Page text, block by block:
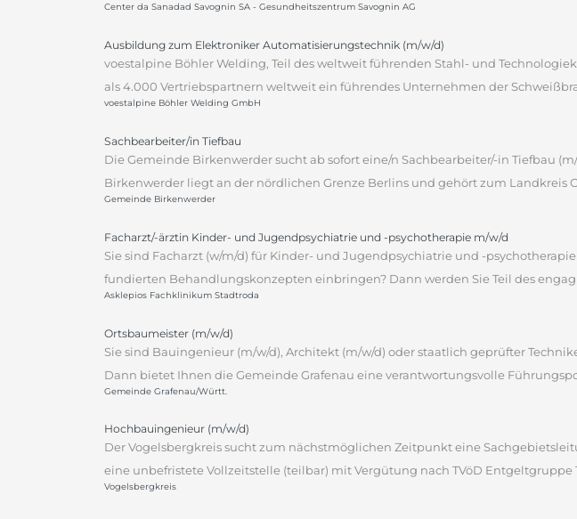
Center da Sanadad Savognin SA - Gesundheitszentrum Savognin AG
Ausbildung zum Elektroniker Automatisierungstechnik (m/w/d)
voestalpine Böhler Welding, Teil des weltweit führenden Stahl- und
als 4.000 Vertriebspartnern weltweit ein führendes Unternehmen der
voestalpine Böhler Welding GmbH
Sachbearbeiter/in Tiefbau
Die Gemeinde Birkenwerder sucht ab sofort eine/n Sachbearbeiter/-in Tiefbau
Birkenwerder liegt an der nördlichen Grenze Berlins und gehört zum Landkreis
Gemeinde Birkenwerder
Facharzt/-ärztin Kinder- und Jugendpsychiatrie und -psychotherapie m/w/d
Sie sind Facharzt (w/m/d) für Kinder- und Jugendpsychiatrie und -
fundierten Behandlungskonzepten einbringen? Dann werden Sie Teil des
Asklepios Fachklinikum Stadtroda
Ortsbaumeister (m/w/d)
Sie sind Bauingenieur (m/w/d), Architekt (m/w/d) oder staatlich geprüfter
Dann bietet Ihnen die Gemeinde Grafenau eine verantwortungsvolle
Gemeinde Grafenau/Württ.
Hochbauingenieur (m/w/d)
Der Vogelsbergkreis sucht zum nächstmöglichen Zeitpunkt eine
eine unbefristete Vollzeitstelle (teilbar) mit Vergütung nach TVöD Entgeltgruppe
Vogelsbergkreis